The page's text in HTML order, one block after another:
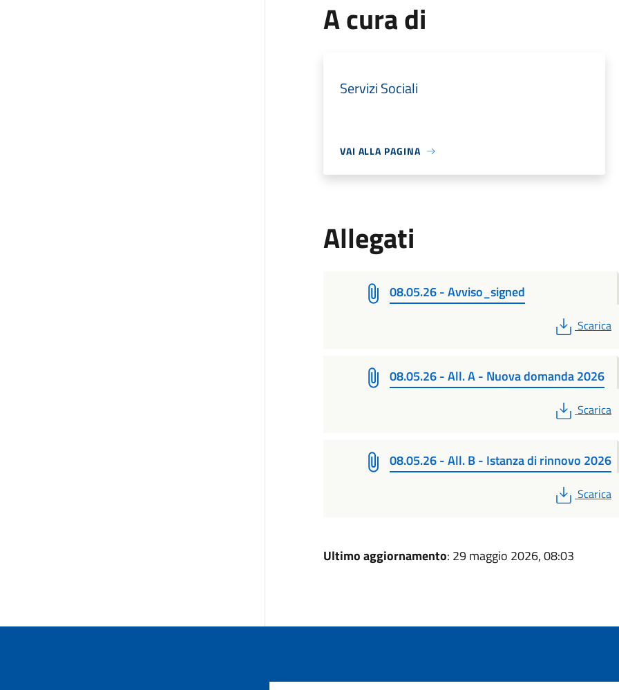
A cura di
Servizi Sociali
VAI ALLA PAGINA
Allegati
08.05.26 - Avviso_signed
PDF
Scarica
08.05.26 - All. A - Nuova domanda 2026
PDF
Scarica
08.05.26 - All. B - Istanza di rinnovo 2026
PDF
Scarica
Ultimo aggiornamento: 29 maggio 2026, 08:03